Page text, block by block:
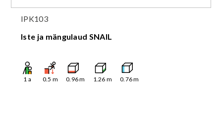
IPK103
Iste ja mängulaud SNAIL
1 a 0.5 m 0.96m 1.26 m 0.76m